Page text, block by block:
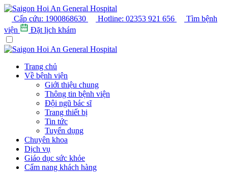
Cấp cứu: 1900868630 Hotline: 02353 921 656
Tìm bệnh
viện
Đặt lịch khám
Trang chủ
Về bệnh viện
Giới thiệu chung
Thông tin bệnh viện
Đội ngũ bác sĩ
Trang thiết bị
Tin tức
Tuyển dụng
Chuyên khoa
Dịch vụ
Giáo dục sức khỏe
Cẩm nang khách hàng